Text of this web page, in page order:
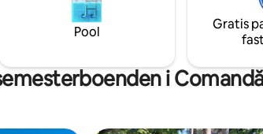
himlen till ett magiskt skådespel
ljusa stjärnor.
Pool
Gratis
i